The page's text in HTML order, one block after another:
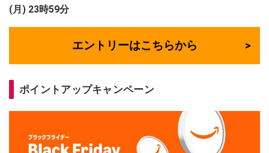
(月) 23時59分
エントリーはこちらから
ポイントアップキャンペーン